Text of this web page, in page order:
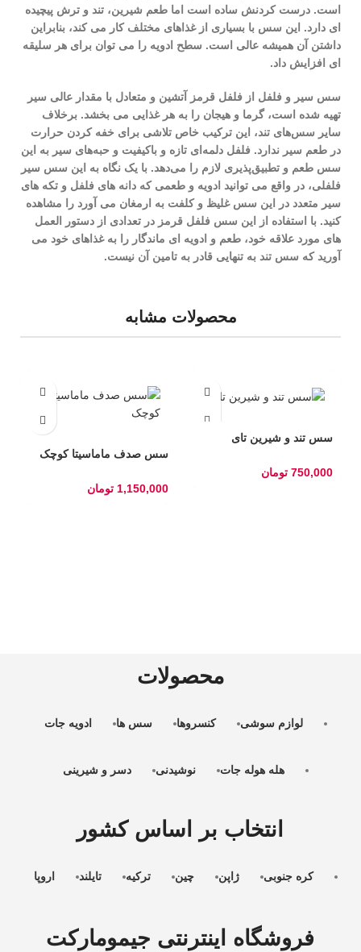
است. درست کردنش ساده است اما طعم شیرین، تند و ترش پیچیده
ای دارد. این سس با بسیاری از غذاهای مختلف کار می کند، بنابراین
داشتن آن همیشه عالی است. سطح ادویه را می توان برای هر سلیقه
ای افزایش داد.
سس سیر و فلفل از فلفل قرمز آتشین و متعادل با مقدار عالی سیر
تهیه شده است، گرما و هیجان را به هر غذایی می بخشد. برخلاف
سایر سس‌های تند، این ترکیب خاص تلاشی برای خفه کردن حرارت
در طعم سیر ندارد. فلفل دلمه‌ای تازه و باکیفیت و حبه‌های سیر به این
سس طعم و تطبیق‌پذیری لازم را می‌دهد. با یک نگاه به این سس سیر
فلفلی، در واقع می توانید ادویه و طعمی که دانه های فلفل و تکه های
سیر متعدد در این سس غلیظ و کلفت به ارمغان می آورد را مشاهده
کنید. با استفاده از این سس فلفل قرمز در تعدادی از دستور العمل
های مورد علاقه خود، طعم و ادویه ای ماندگار را به غذاهای خود می
آورید که سس تند به تنهایی قادر به تامین آن نیست.
محصولات مشابه
سس تند و شیرین تای
750,000 تومان
سس صدف ماماسیتا کوچک
1,150,000 تومان
محصولات
لوازم سوشی کنسروها سس ها ادویه جات
هله هوله جات نوشیدنی دسر و شیرینی
انتخاب بر اساس کشور
کره جنوبی ژاپن چین ترکیه تایلند اروپا
فروشگاه اینترنتی جیمومارکت